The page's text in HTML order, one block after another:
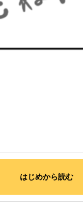
#ヒューマン・ドラマ
はじめから読む